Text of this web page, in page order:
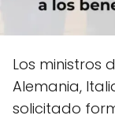
Los ministros
Alemania,
solicitado